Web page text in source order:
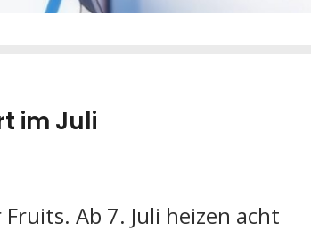
im Juli
Ab 7. Juli heizen acht